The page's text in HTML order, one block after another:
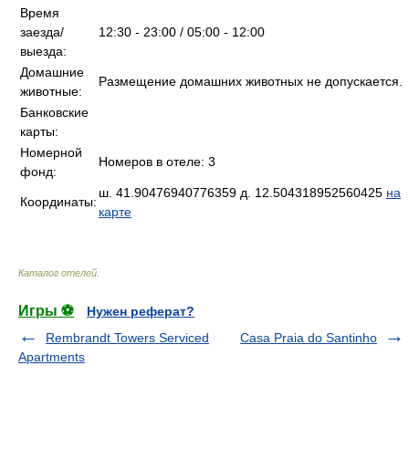
Время
заезда/
выезда:
12:30 - 23:00 / 05:00 - 12:00
Домашние
животные:
Размещение домашних животных не допускается.
Банковские
карты:
Номерной
фонд:
Номеров в отеле: 3
Координаты:
ш. 41.90476940776359 д. 12.504318952560425 на
карте
Каталог отелей
Игры ⚽
Нужен реферат?
Rembrandt Towers Serviced
Apartments
Casa Praia do Santinho